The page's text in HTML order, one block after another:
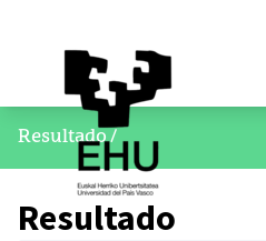
Resultado/
Resultado